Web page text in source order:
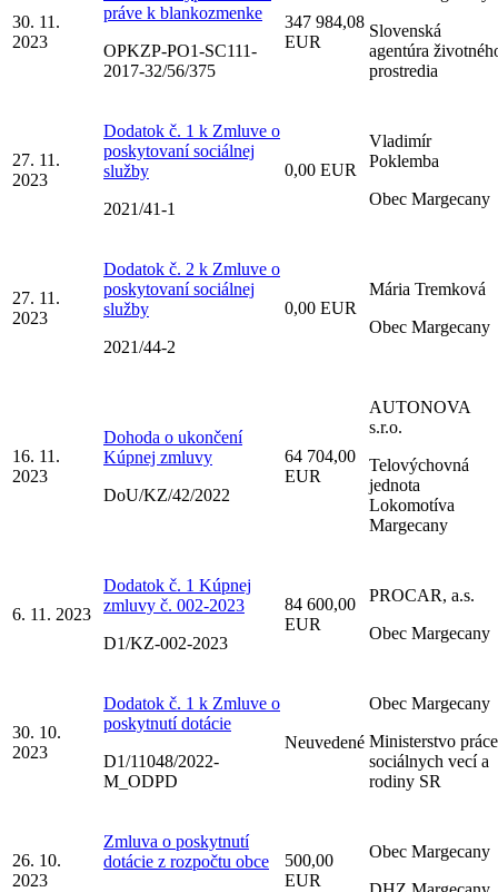
30. 11.
2023
práve k blankozmenke
OPKZP-PO1-SC111-
2017-32/56/375
347 984,08
EUR
Slovenská
agentúra
prostredia
27. 11.
2023
Dodatok č. 1 k Zmluve o
poskytovaní sociálnej
služby
2021/41-1
0,00 EUR
Vladimír
Poklemba
Obec Margecany
27. 11.
2023
Dodatok č. 2 k Zmluve o
poskytovaní sociálnej
služby
2021/44-2
0,00 EUR
Mária Tremková
Obec Margecany
16. 11.
2023
Dohoda o ukončení
Kúpnej zmluvy
DoU/KZ/42/2022
64 704,00
EUR
AUTONOVA
s.r.o.
Telovýchovná
jednota
Lokomotíva
Margecany
6. 11. 2023
Dodatok č. 1 Kúpnej
zmluvy č. 002-2023
D1/KZ-002-2023
84 600,00
EUR
PROCAR, a.s.
Obec Margecany
30. 10.
2023
Dodatok č. 1 k Zmluve o
poskytnutí dotácie
D1/11048/2022-
M_ODPD
Neuvedené
Obec Margecany
Ministerstvo
sociálnych vecí a
rodiny SR
26. 10.
2023
Zmluva o poskytnutí
dotácie z rozpočtu obce
500,00
EUR
Obec Margecany